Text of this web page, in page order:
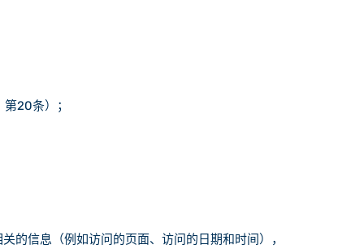
20条）；
的信息（例如访问的页面、访问的日期和时间），